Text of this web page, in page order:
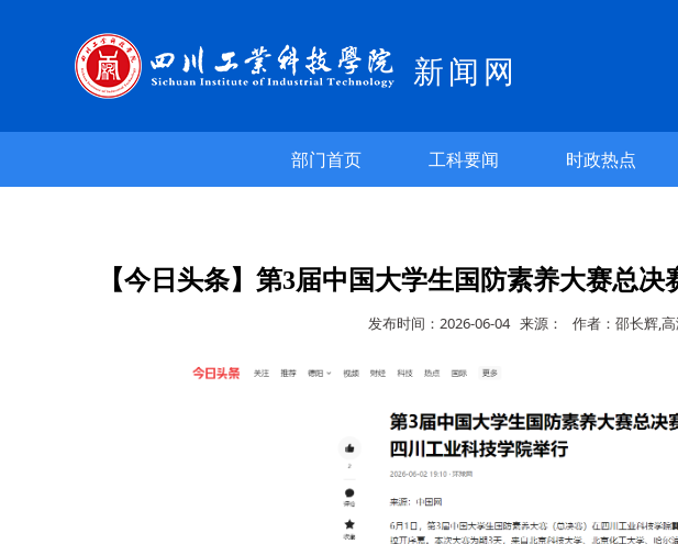
新闻网
部门首页 工科要闻 时政热点
【今日头条】第3届中国大学生国防素养大赛总
发布时间：2026-06-04 来源： 作者：邵长辉,